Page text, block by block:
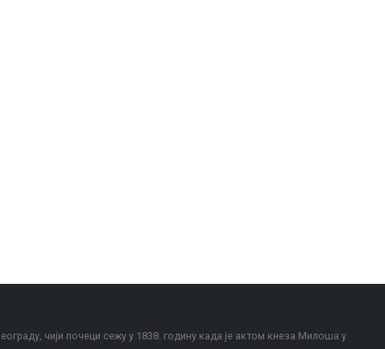
чији почеци сежу у 1838. годину када је актом кнеза Милоша у